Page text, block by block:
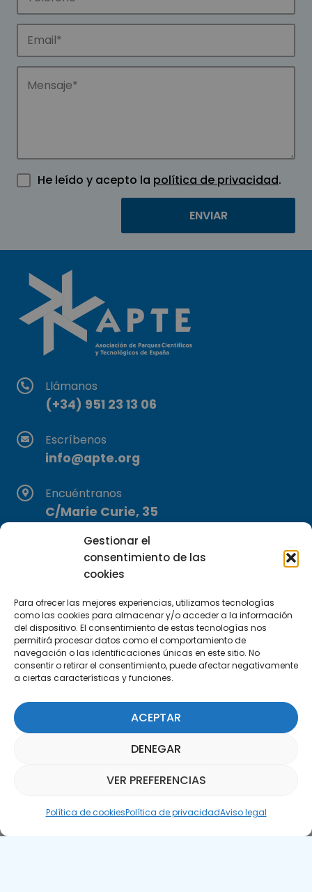
Gestionar el
consentimiento de las
cookies
Para ofrecer las mejores experiencias, utilizamos tecnologías
como las cookies para almacenar y/o acceder a la información
del dispositivo. El consentimiento de estas tecnologías nos
permitirá procesar datos como el comportamiento de
navegación o las identificaciones únicas en este sitio. No
consentir o retirar el consentimiento, puede afectar negativamente
a ciertas características y funciones.
ACEPTAR
DENEGAR
VER PREFERENCIAS
Política de cookiesPolítica de privacidadAviso legal
He leído y acepto la política de privacidad.
Llámanos
(+34) 951 23 13 06
Escríbenos
info@apte.org
Encuéntranos
C/Marie Curie, 35
Suscríbete a nuestra Newsletter
SUSCRÍBETE AQUÍ